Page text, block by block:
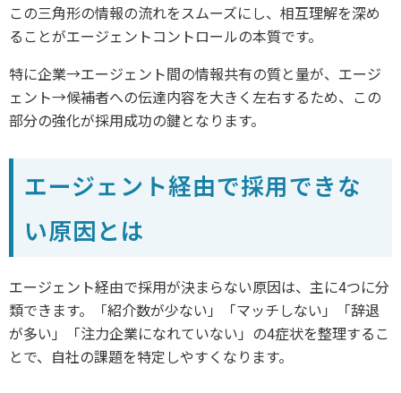
この三角形の情報の流れをスムーズにし、相互理解を深め
ることがエージェントコントロールの本質です。
特に企業→エージェント間の情報共有の質と量が、エージ
ェント→候補者への伝達内容を大きく左右するため、この
部分の強化が採用成功の鍵となります。
エージェント経由で採用できな
い原因とは
エージェント経由で採用が決まらない原因は、主に4つに分
類できます。「紹介数が少ない」「マッチしない」「辞退
が多い」「注力企業になれていない」の4症状を整理するこ
とで、自社の課題を特定しやすくなります。